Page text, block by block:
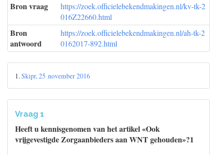
Bron vraag
https://zoek.officielebekendmakingen.nl/kv-tk-2
016Z22660.html
Bron
antwoord
https://zoek.officielebekendmakingen.nl/ah-tk-2
0162017-892.html
1.Skipr, 25 november 2016
Vraag 1
Heeft u kennisgenomen van het artikel «Ook
vrijgevestigde Zorgaanbieders aan WNT gehouden»?1